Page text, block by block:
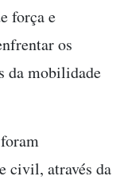
força e
os
da mobilidade
civil, através da